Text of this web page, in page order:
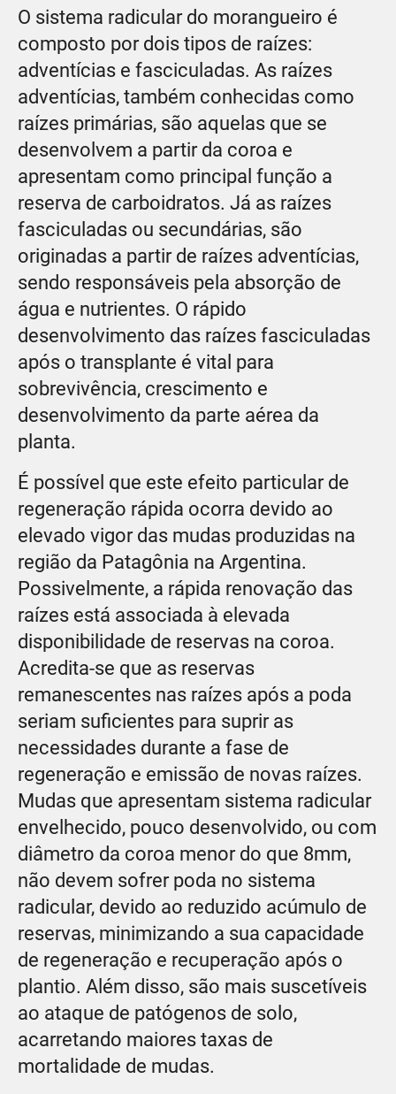
O sistema radicular do morangueiro é
composto por dois tipos de raízes:
adventícias e fasciculadas. As raízes
adventícias, também conhecidas como
raízes primárias, são aquelas que se
desenvolvem a partir da coroa e
apresentam como principal função a
reserva de carboidratos. Já as raízes
fasciculadas ou secundárias, são
originadas a partir de raízes adventícias,
sendo responsáveis pela absorção de
água e nutrientes. O rápido
desenvolvimento das raízes fasciculadas
após o transplante é vital para
sobrevivência, crescimento e
desenvolvimento da parte aérea da
planta.
É possível que este efeito particular de
regeneração rápida ocorra devido ao
elevado vigor das mudas produzidas na
região da Patagônia na Argentina.
Possivelmente, a rápida renovação das
raízes está associada à elevada
disponibilidade de reservas na coroa.
Acredita-se que as reservas
remanescentes nas raízes após a poda
seriam suficientes para suprir as
necessidades durante a fase de
regeneração e emissão de novas raízes.
Mudas que apresentam sistema radicular
envelhecido, pouco desenvolvido, ou com
diâmetro da coroa menor do que 8mm,
não devem sofrer poda no sistema
radicular, devido ao reduzido acúmulo de
reservas, minimizando a sua capacidade
de regeneração e recuperação após o
plantio. Além disso, são mais suscetíveis
ao ataque de patógenos de solo,
acarretando maiores taxas de
mortalidade de mudas.